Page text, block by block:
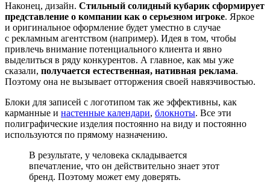
Наконец, дизайн. Стильный солидный кубарик сформирует
представление о компании как о серьезном игроке. Яркое
и оригинальное оформление будет уместно в случае
с рекламным агентством (например). Идея в том, чтобы
привлечь внимание потенциального клиента и явно
выделиться в ряду конкурентов. А главное, как мы уже
сказали, получается естественная, нативная реклама.
Поэтому она не вызывает отторжения своей навязчивостью.
Блоки для записей с логотипом так же эффективны, как
карманные и настенные календари, блокноты. Все эти
полиграфические изделия постоянно на виду и постоянно
используются по прямому назначению.
В результате, у человека складывается
впечатление, что он действительно знает этот
бренд. Поэтому может ему доверять.